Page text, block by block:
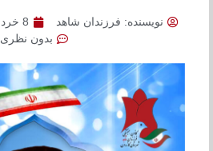
نویسنده: فرزندان شاهد 8 خرداد 1402
بدون نظری